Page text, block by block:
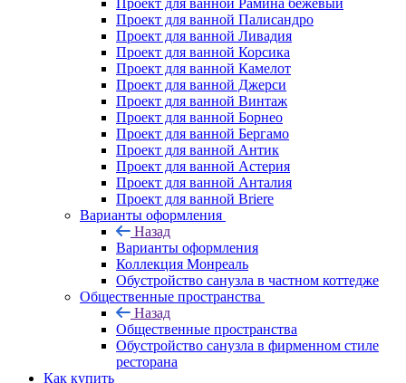
Проект для ванной Рамина бежевый
Проект для ванной Палисандро
Проект для ванной Ливадия
Проект для ванной Корсика
Проект для ванной Камелот
Проект для ванной Джерси
Проект для ванной Винтаж
Проект для ванной Борнео
Проект для ванной Бергамо
Проект для ванной Антик
Проект для ванной Астерия
Проект для ванной Анталия
Проект для ванной Briere
Варианты оформления
Назад
Варианты оформления
Коллекция Монреаль
Обустройство санузла в частном коттедже
Общественные пространства
Назад
Общественные пространства
Обустройство санузла в фирменном стиле
ресторана
Как купить